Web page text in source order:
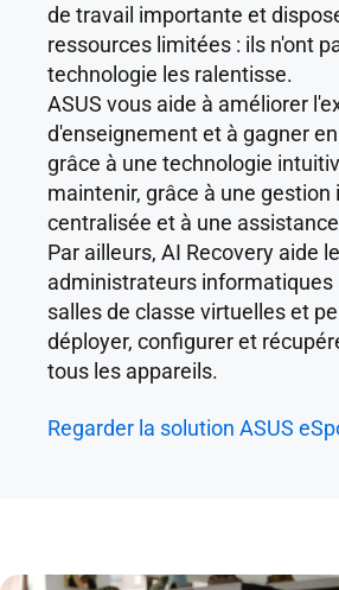
de travail importante et
ressources limitées : ils n'ont
technologie les ralentisse.
ASUS vous aide à améliorer
d'enseignement et à gagner
grâce à une technologie
maintenir, grâce à une
centralisée et à une
Par ailleurs, AI Recovery aide
administrateurs informatiques
salles de classe virtuelles et
déployer, configurer et
tous les appareils.
Regarder la solution ASUS